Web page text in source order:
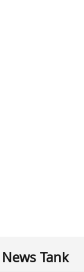
News Tank